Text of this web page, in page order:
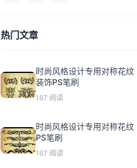
热门文章
时尚风格设计专用对称花纹
装饰PS笔刷
187 阅读
时尚风格设计专用对称花纹
PS笔刷
167 阅读